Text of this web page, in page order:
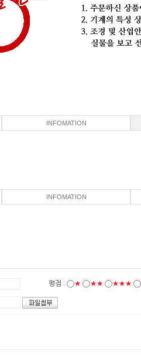
INFOMATION
INFOMATION
평점 : ★ ★★ ★★★